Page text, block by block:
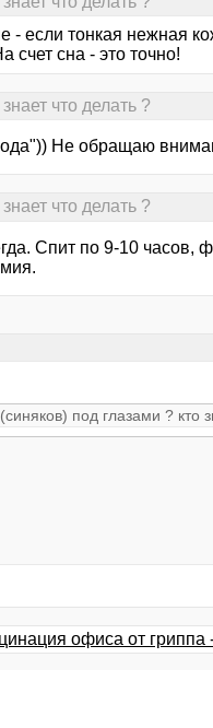
- если тонкая нежная
счет сна - это точно!
что делать ?
Не обращаю
что делать ?
Спит по 9-10 часов,
офиса от